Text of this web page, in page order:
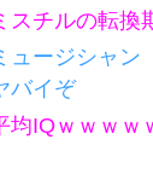
スチルの転換
ュージシャ
バイぞ
均IQｗｗｗｗ